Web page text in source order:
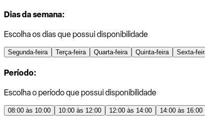
Dias da semana:
Escolha os dias que possui disponibilidade
Segunda-feira Terça-feira Quarta-feira Quinta-feira Sexta-
Período:
Escolha o período que possui disponibilidade
08:00 às 10:00 10:00 às 12:00 12:00 às 14:00 14:00 às 16:00